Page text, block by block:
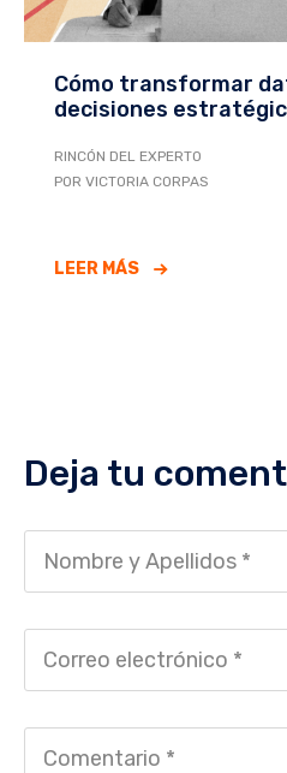
Cómo transformar
decisiones
RINCÓN DEL EXPERTO
POR VICTORIA CORPAS
LEER MÁS
Deja tu